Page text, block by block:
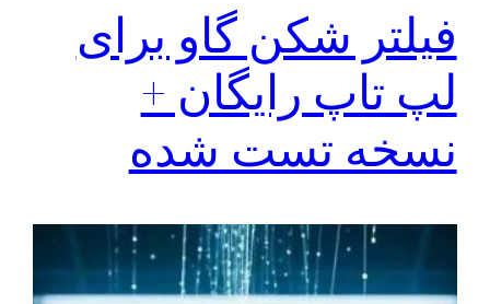
فیلتر شکن گاو برای
لپ تاپ رایگان +
نسخه تست شده